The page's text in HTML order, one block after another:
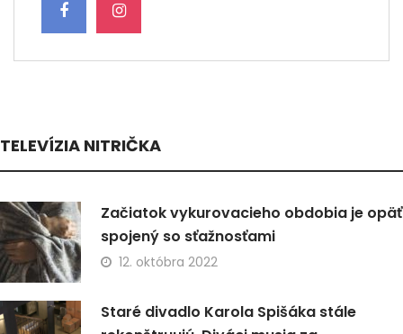
TELEVÍZIA NITRIČKA
Začiatok vykurovacieho obdobia je opäť
spojený so sťažnosťami
12. októbra 2022
Staré divadlo Karola Spišáka stále